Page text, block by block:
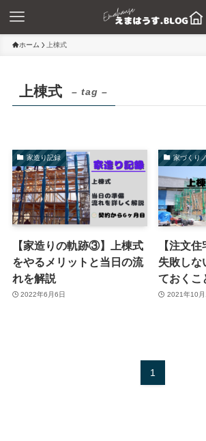
ホーム 上棟式
上棟式 – tag –
家造り記録
【家造りの軌跡③】上棟式
をやるメリットと当日の流
れを解説
2022年6月6日
家づくり
【注文
失敗しな
ておくこ
2021年10月
1